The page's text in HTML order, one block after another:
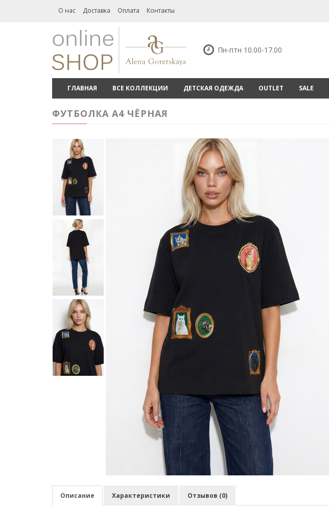
О нас Доставка Оплата Контакты
Пн-птн 10.00-17.00
ГЛАВНАЯ ВСЕ КОЛЛЕКЦИИ ДЕТСКАЯ ОДЕЖДА OUTLET SALE
ФУТБОЛКА А4 ЧЁРНАЯ
Описание Характеристики Отзывов (0)